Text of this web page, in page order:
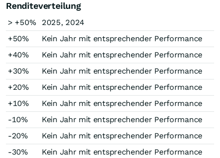
Renditeverteilung
> +50%
2025, 2024
+50%
Kein Jahr mit entsprechender Performance
+40%
Kein Jahr mit entsprechender Performance
+30%
Kein Jahr mit entsprechender Performance
+20%
Kein Jahr mit entsprechender Performance
+10%
Kein Jahr mit entsprechender Performance
-10%
Kein Jahr mit entsprechender Performance
-20%
Kein Jahr mit entsprechender Performance
-30%
Kein Jahr mit entsprechender Performance